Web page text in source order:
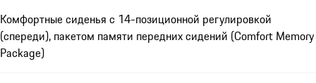
Комфортные сиденья с 14-позиционной регулировкой
(спереди), пакетом памяти передних сидений (Comfort Memory
Package)